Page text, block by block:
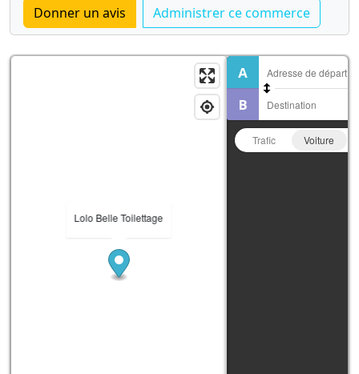
Lolo Belle Toilettage
Trafic Voiture